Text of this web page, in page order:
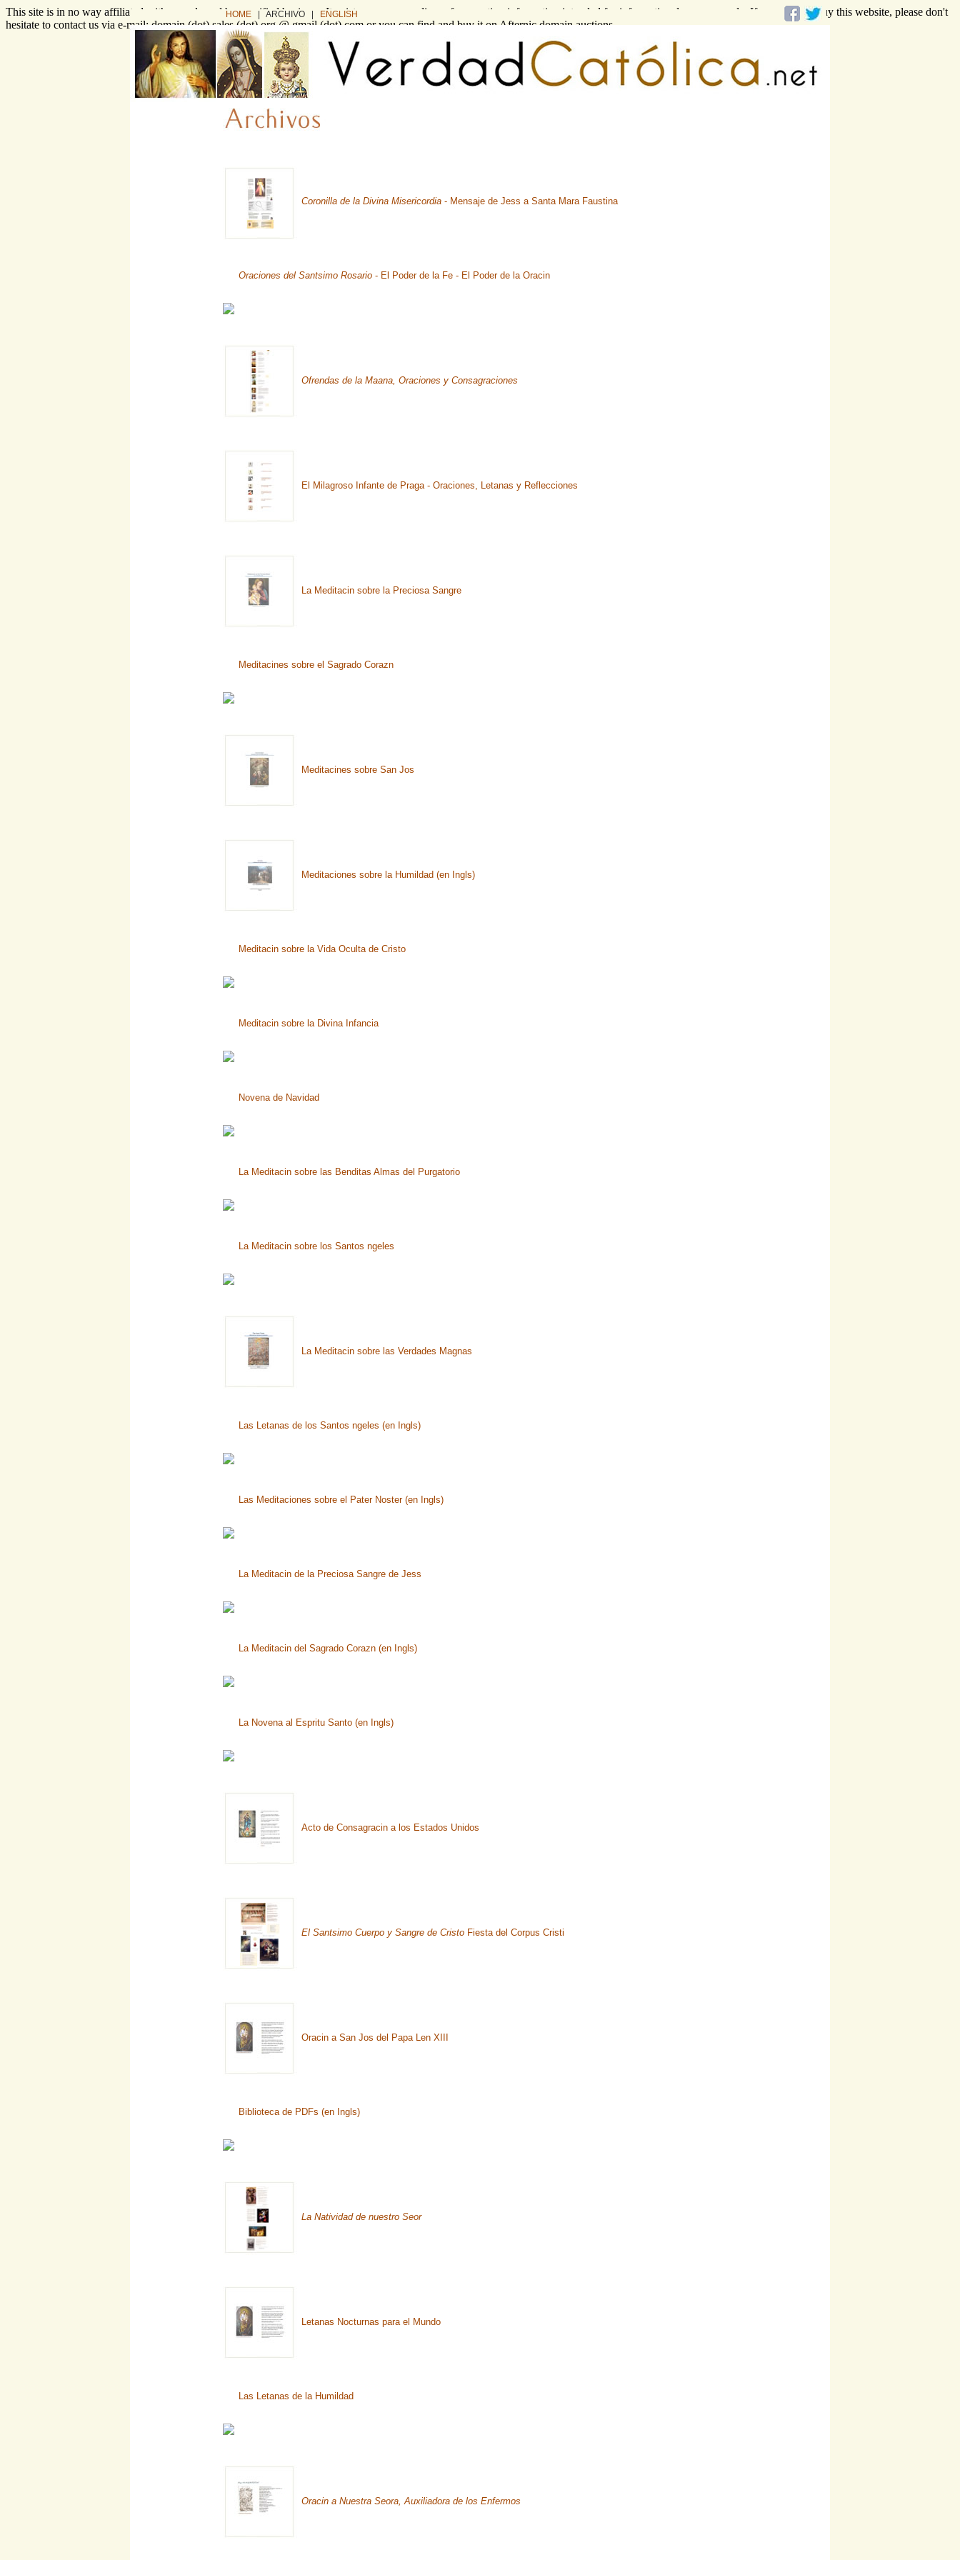
HOME | ARCHIVO | ENGLISH
Coronilla de la Divina Misericordia - Mensaje de Jess a Santa Mara Faustina
Oraciones del Santsimo Rosario - El Poder de la Fe - El Poder de la Oracin
Ofrendas de la Maana, Oraciones y Consagraciones
El Milagroso Infante de Praga - Oraciones, Letanas y Reflecciones
La Meditacin sobre la Preciosa Sangre
Meditacines sobre el Sagrado Corazn
Meditacines sobre San Jos
Meditaciones sobre la Humildad (en Ingls)
Meditacin sobre la Vida Oculta de Cristo
Meditacin sobre la Divina Infancia
Novena de Navidad
La Meditacin sobre las Benditas Almas del Purgatorio
La Meditacin sobre los Santos ngeles
La Meditacin sobre las Verdades Magnas
Las Letanas de los Santos ngeles (en Ingls)
Las Meditaciones sobre el Pater Noster (en Ingls)
La Meditacin de la Preciosa Sangre de Jess
La Meditacin del Sagrado Corazn (en Ingls)
La Novena al Espritu Santo (en Ingls)
Acto de Consagracin a los Estados Unidos
El Santsimo Cuerpo y Sangre de Cristo Fiesta del Corpus Cristi
Oracin a San Jos del Papa Len XIII
Biblioteca de PDFs (en Ingls)
La Natividad de nuestro Seor
Letanas Nocturnas para el Mundo
Las Letanas de la Humildad
Oracin a Nuestra Seora, Auxiliadora de los Enfermos
This site is in no way affiliated with or endorsed by specified business. It exists as a compendium of supporting information intended for informational purposes only. If you want to buy this website, please don't
hesitate to contact us via e-mail: domain (dot) sales (dot) org @ gmail (dot) com or you can find and buy it on Afternic domain auctions.